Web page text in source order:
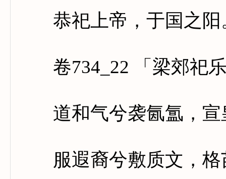
恭祀上帝，于国之阳
卷734_22 「梁郊祀乐
道和气兮袭氤氲，宣
服遐裔兮敷质文，格